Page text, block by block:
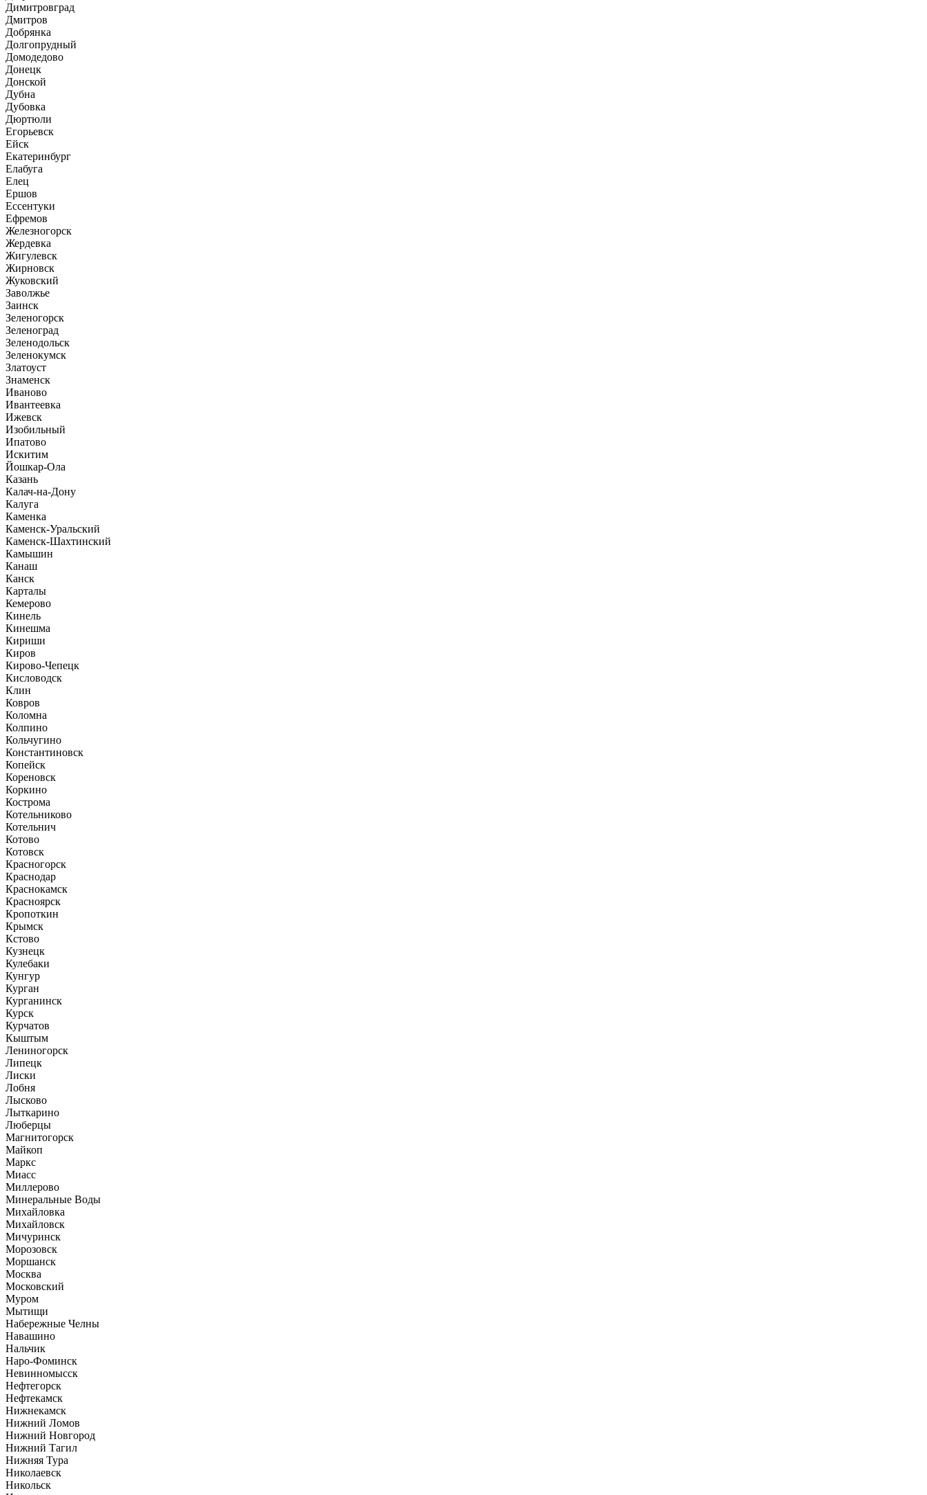
Димитровград
Дмитров
Добрянка
Долгопрудный
Домодедово
Донецк
Донской
Дубна
Дубовка
Дюртюли
Егорьевск
Ейск
Екатеринбург
Елабуга
Елец
Ершов
Ессентуки
Ефремов
Железногорск
Жердевка
Жигулевск
Жирновск
Жуковский
Заволжье
Заинск
Зеленогорск
Зеленоград
Зеленодольск
Зеленокумск
Златоуст
Знаменск
Иваново
Ивантеевка
Ижевск
Изобильный
Ипатово
Искитим
Йошкар-Ола
Казань
Калач-на-Дону
Калуга
Каменка
Каменск-Уральский
Каменск-Шахтинский
Камышин
Канаш
Канск
Карталы
Кемерово
Кинель
Кинешма
Кириши
Киров
Кирово-Чепецк
Кисловодск
Клин
Ковров
Коломна
Колпино
Кольчугино
Константиновск
Копейск
Кореновск
Коркино
Кострома
Котельниково
Котельнич
Котово
Котовск
Красногорск
Краснодар
Краснокамск
Красноярск
Кропоткин
Крымск
Кстово
Кузнецк
Кулебаки
Кунгур
Курган
Курганинск
Курск
Курчатов
Кыштым
Лениногорск
Липецк
Лиски
Лобня
Лысково
Лыткарино
Люберцы
Магнитогорск
Майкоп
Маркс
Миасс
Миллерово
Минеральные Воды
Михайловка
Михайловск
Мичуринск
Морозовск
Моршанск
Москва
Московский
Муром
Мытищи
Набережные Челны
Навашино
Нальчик
Наро-Фоминск
Невинномысск
Нефтегорск
Нефтекамск
Нижнекамск
Нижний Ломов
Нижний Новгород
Нижний Тагил
Нижняя Тура
Николаевск
Никольск